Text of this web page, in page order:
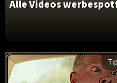
Alle Videos